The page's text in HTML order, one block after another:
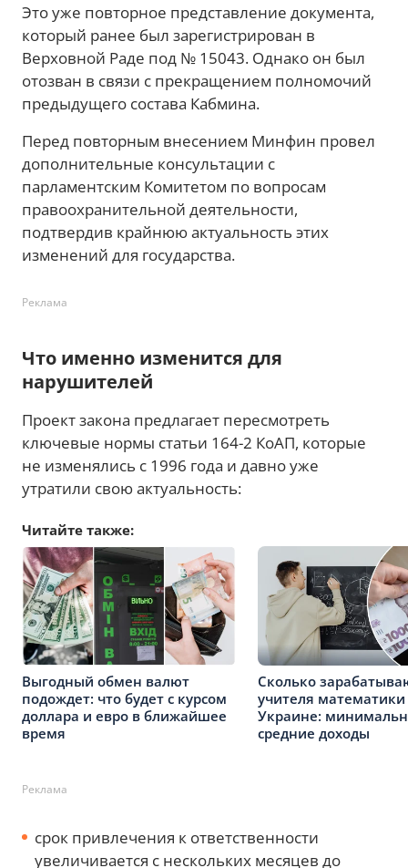
Это уже повторное представление документа,
который ранее был зарегистрирован в
Верховной Раде под № 15043. Однако он был
отозван в связи с прекращением полномочий
предыдущего состава Кабмина.
Перед повторным внесением Минфин провел
дополнительные консультации с
парламентским Комитетом по вопросам
правоохранительной деятельности,
подтвердив крайнюю актуальность этих
изменений для государства.
Реклама
Что именно изменится для
нарушителей
Проект закона предлагает пересмотреть
ключевые нормы статьи 164-2 КоАП, которые
не изменялись с 1996 года и давно уже
утратили свою актуальность:
Читайте также:
Выгодный обмен валют
подождет: что будет с курсом
доллара и евро в ближайшее
время
Сколько
учителя математики
Украине:
средние доходы
Реклама
срок привлечения к ответственности
увеличивается с нескольких месяцев до